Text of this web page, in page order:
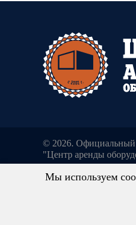
© 2026. Официальный
"Центр аренды
Сведения о ценах,
розничных цен. Вся
обслуживания,
ст. 437
Мы используем